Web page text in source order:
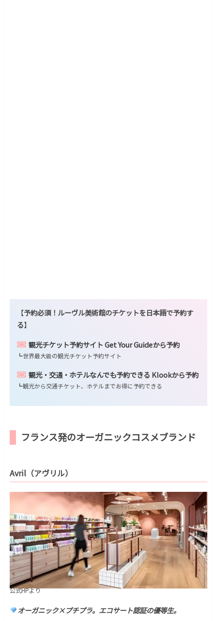
【予約必須！ルーヴル美術館のチケットを日本語で予約す
る】
観光チケット予約サイト Get Your Guideから予約
┗世界最大級の観光チケット予約サイト
観光・交通・ホテルなんでも予約できる Klookから予約
┗観光から交通チケット、ホテルまでお得に予約できる
フランス発のオーガニックコスメブランド
Avril（アヴリル）
公式HPより
オーガニック×プチプラ。エコサート認証の優等生。